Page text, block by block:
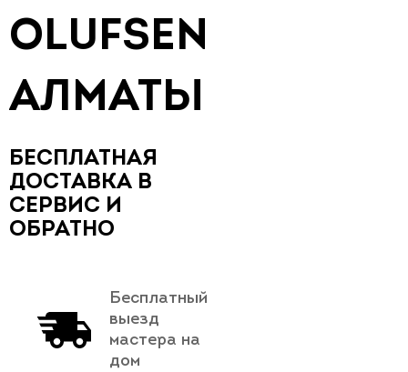
OLUFSEN
АЛМАТЫ
БЕСПЛАТНАЯ
ДОСТАВКА В
СЕРВИС И
ОБРАТНО
Бесплатный
выезд
мастера на
дом